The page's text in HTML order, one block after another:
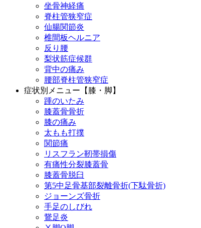
坐骨神経痛
脊柱管狭窄症
仙腸関節炎
椎間板ヘルニア
反り腰
梨状筋症候群
背中の痛み
腰部脊柱管狭窄症
症状別メニュー【膝・脚】
踵のいたみ
膝蓋骨骨折
膝の痛み
太もも打撲
関節痛
リスフラン靭帯損傷
有痛性分裂膝蓋骨
膝蓋骨脱臼
第5中足骨基部裂離骨折(下駄骨折)
ジョーンズ骨折
手足のしびれ
鵞足炎